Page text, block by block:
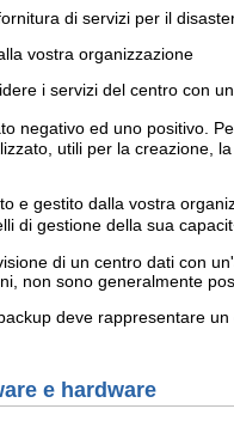
di servizi per il
vostra organizzazione
i servizi del centro con
negativo ed uno positivo.
utili per la creazione,
e gestito dalla vostra
di gestione della sua
di un centro dati con
non sono generalmente
deve rappresentare
e hardware